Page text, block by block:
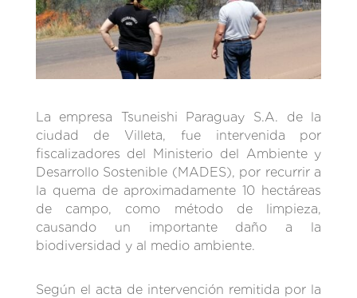
La empresa Tsuneishi Paraguay S.A. de la
ciudad de Villeta, fue intervenida por
fiscalizadores del Ministerio del Ambiente y
Desarrollo Sostenible (MADES), por recurrir a
la quema de aproximadamente 10 hectáreas
de campo, como método de limpieza,
causando un importante daño a la
biodiversidad y al medio ambiente.
Según el acta de intervención remitida por la